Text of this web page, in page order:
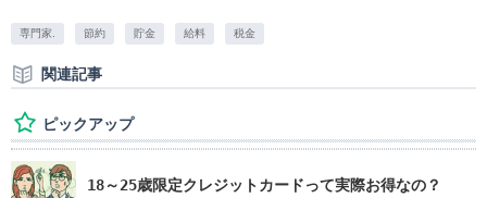
専門家. 節約 貯金 給料 税金
関連記事
ピックアップ
18～25歳限定クレジットカードって実際お得なの？